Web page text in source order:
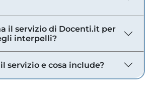
il servizio di Docenti.it per
interpelli?
servizio e cosa include?